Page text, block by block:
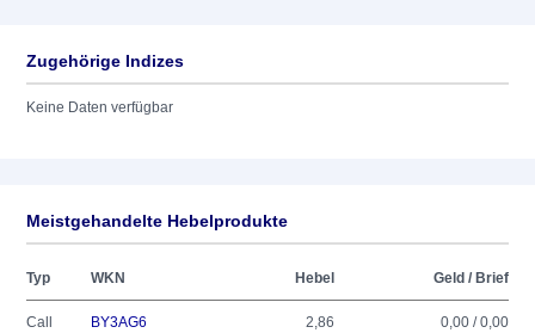
Zugehörige Indizes
Keine Daten verfügbar
Meistgehandelte Hebelprodukte
Typ WKN Hebel Geld / Brief
Call BY3AG6 2,86 0,00 / 0,00